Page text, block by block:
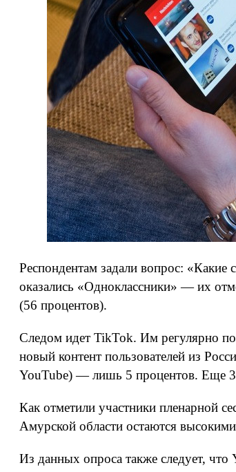
Респондентам задали вопрос: «Какие
оказались «Одноклассники» — их
(56 процентов).
Следом идет TikTok. Им регулярно
новый контент пользователей из
YouTube) — лишь 5 процентов. Еще 3
Как отметили участники пленарной
Амурской области остаются
Из данных опроса также следует,